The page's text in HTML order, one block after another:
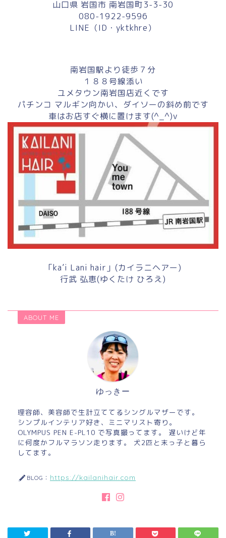
山口県 岩国市 南岩国町3-3-30
080-1922-9596
LINE（ID・yktkhre）
南岩国駅より徒歩７分
１８８号線添い
ユメタウン南岩国店近くです
パチンコ マルギン向かい、ダイソーの斜め前です
車はお店すぐ横に置けます(^_^)v
「ka’i Lani hair」(カイラニヘアー)
行武 弘恵(ゆくたけ ひろえ)
ABOUT ME
ゆっきー
理容師、美容師で生計立ててるシングルマザーです。
シンプルインテリア好き、ミニマリスト寄り。
OLYMPUS PEN E-PL10 で写真撮ってます。 遅いけど年
に何度かフルマラソン走ります。 犬2匹と末っ子と暮ら
してます。
BLOG： https://kailanihair.com